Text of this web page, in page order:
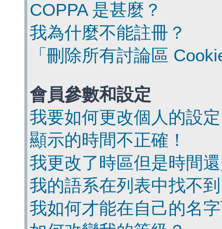
COPPA 是甚麼？
我為什麼不能註冊？
「刪除所有討論區
會員參數和設定
我要如何更改個人的設
顯示的時間不正確！
我更改了時區但是時間
我的語系在列表中找不
我如何才能在自己的名